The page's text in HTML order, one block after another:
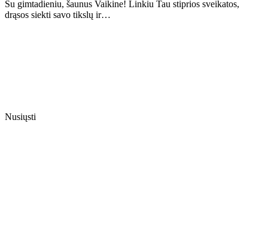
Su gimtadieniu, šaunus Vaikine! Linkiu Tau stiprios sveikatos,
drąsos siekti savo tikslų ir…
Nusiųsti